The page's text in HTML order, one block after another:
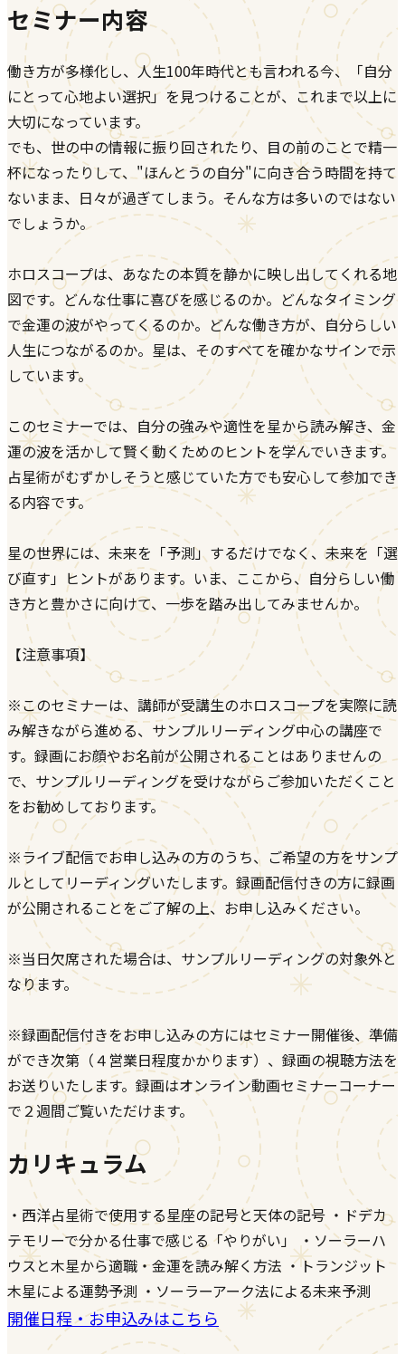
セミナー内容
働き方が多様化し、人生100年時代とも言われる今、「自分
にとって心地よい選択」を見つけることが、これまで以上に
大切になっています。
でも、世の中の情報に振り回されたり、目の前のことで精一
杯になったりして、"ほんとうの自分"に向き合う時間を持て
ないまま、日々が過ぎてしまう。そんな方は多いのではない
でしょうか。
ホロスコープは、あなたの本質を静かに映し出してくれる地
図です。どんな仕事に喜びを感じるのか。どんなタイミング
で金運の波がやってくるのか。どんな働き方が、自分らしい
人生につながるのか。星は、そのすべてを確かなサインで示
しています。
このセミナーでは、自分の強みや適性を星から読み解き、金
運の波を活かして賢く動くためのヒントを学んでいきます。
占星術がむずかしそうと感じていた方でも安心して参加でき
る内容です。
星の世界には、未来を「予測」するだけでなく、未来を「選
び直す」ヒントがあります。いま、ここから、自分らしい働
き方と豊かさに向けて、一歩を踏み出してみませんか。
【注意事項】
※このセミナーは、講師が受講生のホロスコープを実際に読
み解きながら進める、サンプルリーディング中心の講座で
す。録画にお顔やお名前が公開されることはありませんの
で、サンプルリーディングを受けながらご参加いただくこと
をお勧めしております。
※ライブ配信でお申し込みの方のうち、ご希望の方をサンプ
ルとしてリーディングいたします。録画配信付きの方に録画
が公開されることをご了解の上、お申し込みください。
※当日欠席された場合は、サンプルリーディングの対象外と
なります。
※録画配信付きをお申し込みの方にはセミナー開催後、準備
ができ次第（４営業日程度かかります）、録画の視聴方法を
お送りいたします。録画はオンライン動画セミナーコーナー
で２週間ご覧いただけます。
カリキュラム
・西洋占星術で使用する星座の記号と天体の記号 ・ドデカ
テモリーで分かる仕事で感じる「やりがい」 ・ソーラーハ
ウスと木星から適職・金運を読み解く方法 ・トランジット
木星による運勢予測 ・ソーラーアーク法による未来予測
開催日程・お申込みはこちら